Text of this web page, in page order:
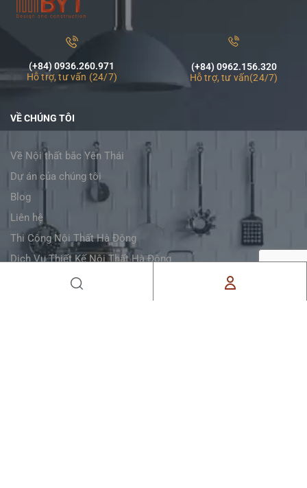
(+84) 0936.260.971
Hỗ trợ, tư vấn (24/7)
(+84) 0962.156.320
Hỗ trợ, tư vấn(24/7)
VỀ CHÚNG TÔI
Về Nội thất bắc Yên Thái
Dự án của chúng tôi
Blog
Liên hệ
Thi Công Nội Thất Hà Đông
Dịch Vụ Thiết Kế Nội Thất Hà Đông